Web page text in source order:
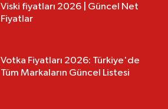
Viski fiyatları 2026 | Güncel Net
Fiyatlar
Votka Fiyatları 2026: Türkiye'de
Tüm Markaların Güncel Listesi